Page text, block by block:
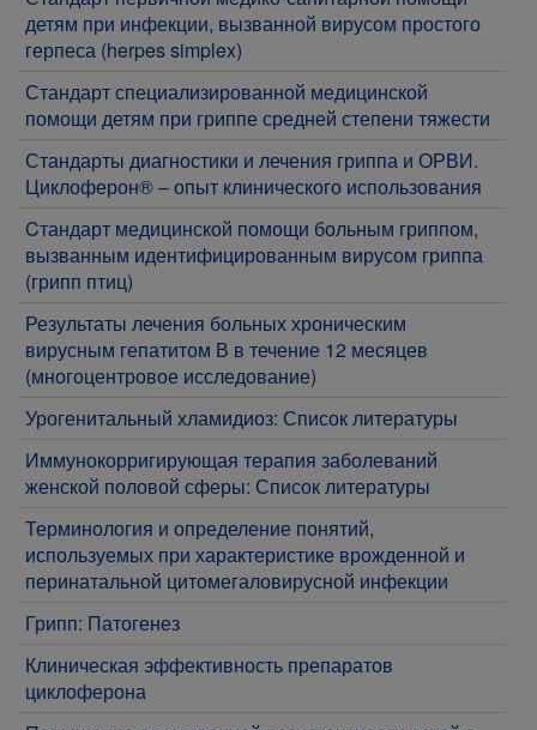
детям при инфекции, вызванной вирусом простого
герпеса (herpes simplex)
Стандарт специализированной медицинской
помощи детям при гриппе средней степени тяжести
Стандарты диагностики и лечения гриппа и ОРВИ.
Циклоферон® – опыт клинического использования
Cтандарт медицинской помощи больным гриппом,
вызванным идентифицированным вирусом гриппа
(грипп птиц)
Результаты лечения больных хроническим
вирусным гепатитом В в течение 12 месяцев
(многоцентровое исследование)
Урогенитальный хламидиоз: Список литературы
Иммунокорригирующая терапия заболеваний
женской половой сферы: Список литературы
Терминология и определение понятий,
используемых при характеристике врожденной и
перинатальной цитомегаловирусной инфекции
Грипп: Патогенез
Клиническая эффективность препаратов
циклоферона